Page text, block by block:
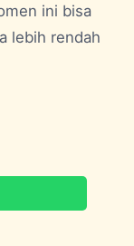
ini bisa
lebih rendah